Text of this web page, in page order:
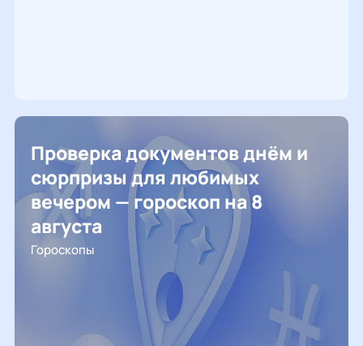
Проверка документов днём и
сюрпризы для любимых
вечером — гороскоп на 8
августа
Гороскопы